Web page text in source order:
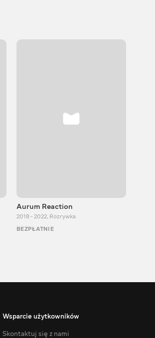
Aurum Reaction
2018 - 2022, Rozrywka
BEZPŁATNIE
Wsparcie użytkowników
Skontaktuj się z nami